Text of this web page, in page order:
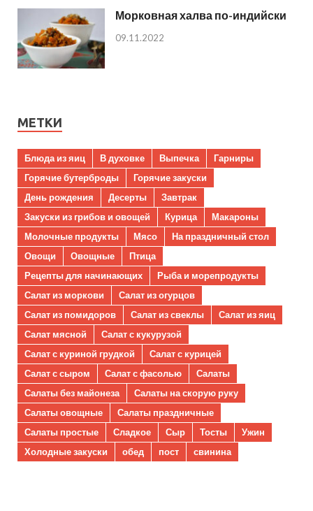
Морковная халва по-индийски
09.11.2022
МЕТКИ
Блюда из яиц В духовке Выпечка
Гарниры
Горячие бутерброды
Горячие закуски
День рождения
Десерты
Завтрак
Закуски из грибов и овощей
Курица
Макароны
Молочные продукты
Мясо
На праздничный стол
Овощи
Овощные
Птица
Рецепты для начинающих
Рыба и морепродукты
Салат из моркови
Салат из огурцов
Салат из помидоров
Салат из свеклы
Салат из яиц
Салат мясной
Салат с кукурузой
Салат с куриной грудкой
Салат с курицей
Салат с сыром
Салат с фасолью
Салаты
Салаты без майонеза
Салаты на скорую руку
Салаты овощные
Салаты праздничные
Салаты простые
Сладкое Сыр Тосты
Ужин
Холодные закуски
обед пост свинина